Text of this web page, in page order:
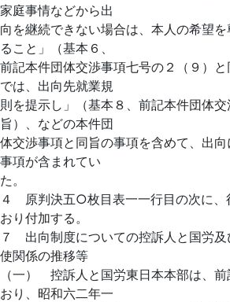
家庭事情などから出
向を継続できない場合は、本人の希望
ること」（基本６、
前記本件団体交渉事項七号の２（９）
では、出向先就業規
則を提示し」（基本８、前記本件団体
旨）、などの本件団
体交渉事項と同旨の事項を含めて、出
事項が含まれてい
た。
４ 原判決五○枚目表一一行目の次に、
おり付加する。
７ 出向制度についての控訴人と国労及
使関係の推移等
（一） 控訴人と国労東日本本部は、
おり、昭和六二年一